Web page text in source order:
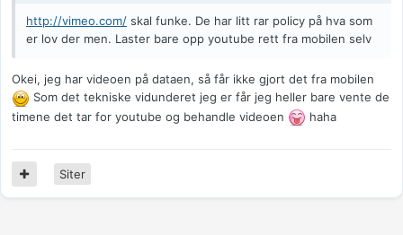
http://vimeo.com/ skal funke. De har litt rar policy på hva som
er lov der men. Laster bare opp youtube rett fra mobilen selv
Okei, jeg har videoen på dataen, så får ikke gjort det fra mobilen
Som det tekniske vidunderet jeg er får jeg heller bare vente de
timene det tar for youtube og behandle videoen
haha
Siter